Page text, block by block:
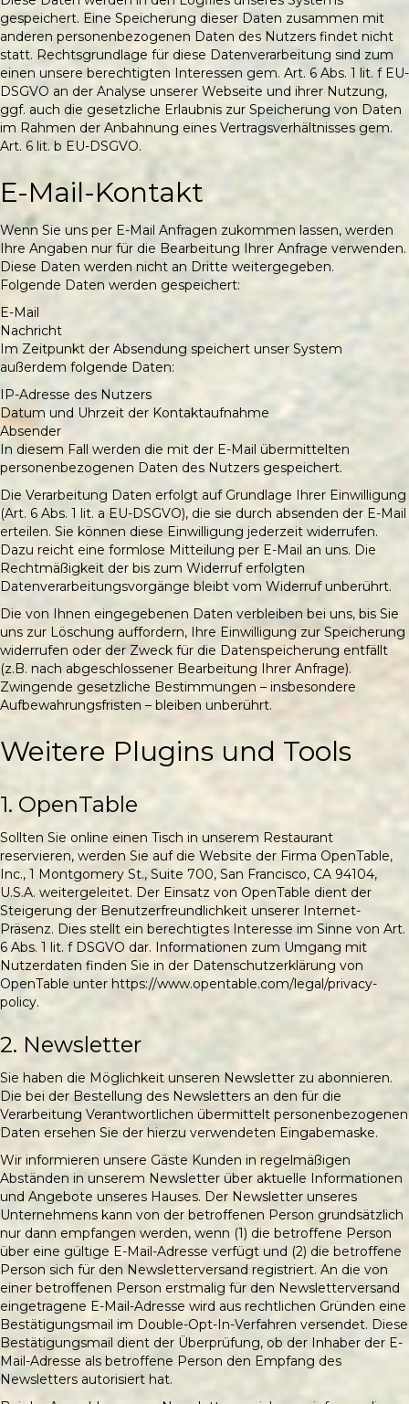
gespeichert. Eine Speicherung dieser Daten zusammen mit
anderen personenbezogenen Daten des Nutzers findet nicht
statt. Rechtsgrundlage für diese Datenverarbeitung sind zum
einen unsere berechtigten Interessen gem. Art. 6 Abs. 1 lit. f EU-
DSGVO an der Analyse unserer Webseite und ihrer Nutzung,
ggf. auch die gesetzliche Erlaubnis zur Speicherung von Daten
im Rahmen der Anbahnung eines Vertragsverhältnisses gem.
Art. 6 lit. b EU-DSGVO.
E-Mail-Kontakt
Wenn Sie uns per E-Mail Anfragen zukommen lassen, werden
Ihre Angaben nur für die Bearbeitung Ihrer Anfrage verwenden.
Diese Daten werden nicht an Dritte weitergegeben.
Folgende Daten werden gespeichert:
E-Mail
Nachricht
Im Zeitpunkt der Absendung speichert unser System
außerdem folgende Daten:
IP-Adresse des Nutzers
Datum und Uhrzeit der Kontaktaufnahme
Absender
In diesem Fall werden die mit der E-Mail übermittelten
personenbezogenen Daten des Nutzers gespeichert.
Die Verarbeitung Daten erfolgt auf Grundlage Ihrer Einwilligung
(Art. 6 Abs. 1 lit. a EU-DSGVO), die sie durch absenden der E-Mail
erteilen. Sie können diese Einwilligung jederzeit widerrufen.
Dazu reicht eine formlose Mitteilung per E-Mail an uns. Die
Rechtmäßigkeit der bis zum Widerruf erfolgten
Datenverarbeitungsvorgänge bleibt vom Widerruf unberührt.
Die von Ihnen eingegebenen Daten verbleiben bei uns, bis Sie
uns zur Löschung auffordern, Ihre Einwilligung zur Speicherung
widerrufen oder der Zweck für die Datenspeicherung entfällt
(z.B. nach abgeschlossener Bearbeitung Ihrer Anfrage).
Zwingende gesetzliche Bestimmungen – insbesondere
Aufbewahrungsfristen – bleiben unberührt.
Weitere Plugins und Tools
1. OpenTable
Sollten Sie online einen Tisch in unserem Restaurant
reservieren, werden Sie auf die Website der Firma OpenTable,
Inc., 1 Montgomery St., Suite 700, San Francisco, CA 94104,
U.S.A. weitergeleitet. Der Einsatz von OpenTable dient der
Steigerung der Benutzerfreundlichkeit unserer Internet-
Präsenz. Dies stellt ein berechtigtes Interesse im Sinne von Art.
6 Abs. 1 lit. f DSGVO dar. Informationen zum Umgang mit
Nutzerdaten finden Sie in der Datenschutzerklärung von
OpenTable unter https://www.opentable.com/legal/privacy-
policy.
2. Newsletter
Sie haben die Möglichkeit unseren Newsletter zu abonnieren.
Die bei der Bestellung des Newsletters an den für die
Verarbeitung Verantwortlichen übermittelt personenbezogenen
Daten ersehen Sie der hierzu verwendeten Eingabemaske.
Wir informieren unsere Gäste Kunden in regelmäßigen
Abständen in unserem Newsletter über aktuelle Informationen
und Angebote unseres Hauses. Der Newsletter unseres
Unternehmens kann von der betroffenen Person grundsätzlich
nur dann empfangen werden, wenn (1) die betroffene Person
über eine gültige E-Mail-Adresse verfügt und (2) die betroffene
Person sich für den Newsletterversand registriert. An die von
einer betroffenen Person erstmalig für den Newsletterversand
eingetragene E-Mail-Adresse wird aus rechtlichen Gründen eine
Bestätigungsmail im Double-Opt-In-Verfahren versendet. Diese
Bestätigungsmail dient der Überprüfung, ob der Inhaber der E-
Mail-Adresse als betroffene Person den Empfang des
Newsletters autorisiert hat.